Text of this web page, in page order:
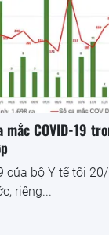
COVID-19
của bộ Y tế tối
riêng...